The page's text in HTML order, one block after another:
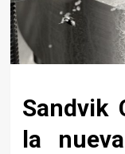
Sandvik
la